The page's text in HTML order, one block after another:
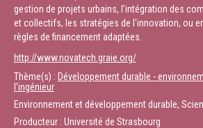
gestion de projets urbains, l'intégration des
et collectifs, les stratégies de l'innovation, ou
règles de financement adaptées.
http://www.novatech.graie.org/
Thème(s) : Développement durable -
l’ingénieur
Environnement et développement durable,
Producteur : Université de Strasbourg